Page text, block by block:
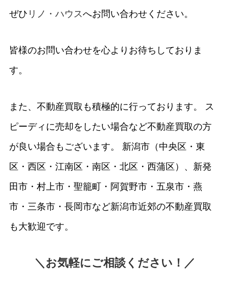
ぜひ リノ・ハウスへお問い合わせください。
皆様のお問い合わせを心よりお待ちしておりま
す。
また、不動産買取も積極的に行っております。 ス
ピーディに売却をしたい場合など不動産買取の方
が良い場合もございます。 新潟市（中央区・東
区・西区・江南区・南区・北区・西蒲区）、新発
田市・村上市・聖籠町・阿賀野市・五泉市・燕
市・三条市・長岡市など新潟市近郊の不動産買取
も大歓迎です。
＼お気軽にご相談ください！／